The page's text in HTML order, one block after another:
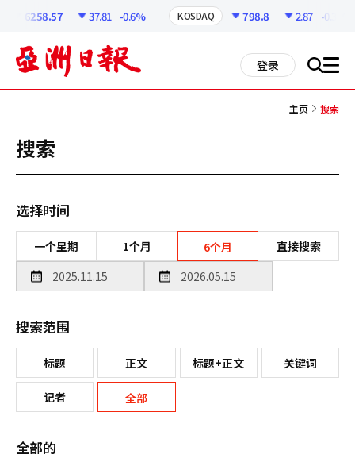
6258.57 37.81 -0.6% KOSDAQ 798.8 2.87 -0.36%
登录 搜 all
主页 搜索
搜索
选择时间
一个星期 1个月 6个月 直接搜索
搜索范围
标题 正文 标题+正文 关键词
记者 全部
全部的